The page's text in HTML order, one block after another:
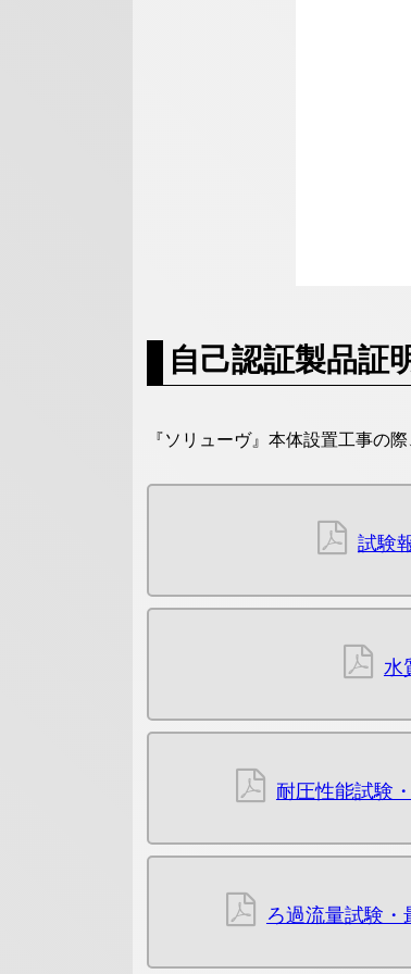
自己認証製品証
『ソリューヴ』本体設置工事の
試験
水
耐圧性能試験
ろ過流量試験